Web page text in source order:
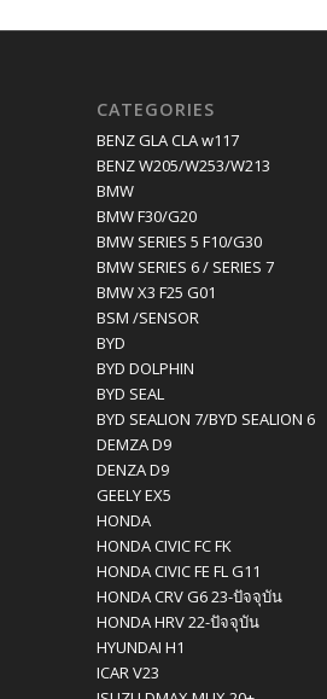
CATEGORIES
BENZ GLA CLA w117
BENZ W205/W253/W213
BMW
BMW F30/G20
BMW SERIES 5 F10/G30
BMW SERIES 6 / SERIES 7
BMW X3 F25 G01
BSM /SENSOR
BYD
BYD DOLPHIN
BYD SEAL
BYD SEALION 7/BYD SEALION 6
DEMZA D9
DENZA D9
GEELY EX5
HONDA
HONDA CIVIC FC FK
HONDA CIVIC FE FL G11
HONDA CRV G6 23-ปัจจุบัน
HONDA HRV 22-ปัจจุบัน
HYUNDAI H1
ICAR V23